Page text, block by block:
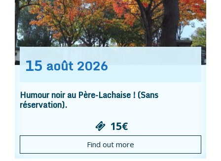
15 août 2026
Humour noir au Père-Lachaise ! (Sans
réservation).
15€
Find out more